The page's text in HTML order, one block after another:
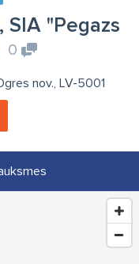
SIA "Pegazs
0
nov., LV-5001